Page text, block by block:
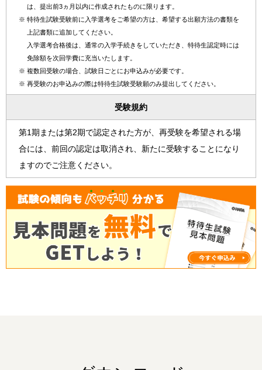
は、提出前3ヵ月以内に作成されたものに限ります。
※ 特待生試験受験前に入学選考をご希望の方は、希望する出願方法の書類を
上記書類に追加してください。
入学選考合格後は、通常の入学手続きをしていただき、特待生認定時には
免除額を次回学費に充当いたします。
※ 複数回受験の場合、試験日ごとにお申込みが必要です。
※ 再受験のお申込みの際は特待生試験受験願のみ提出してください。
受験規約
第1期または第2期で認定された方が、再受験を希望される場
合には、前回の認定は取消され、新たに受験することになり
ますのでご注意ください。